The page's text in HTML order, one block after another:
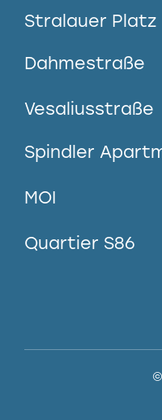
Stralauer Platz
Dahmestraße
Vesaliusstraße
Spindler
MOI
Quartier S86